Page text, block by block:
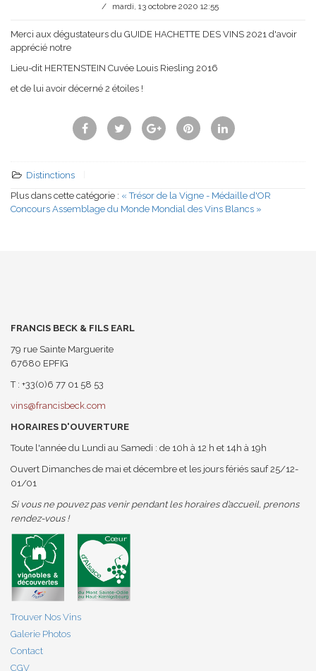
/ mardi, 13 octobre 2020 12:55
Merci aux dégustateurs du GUIDE HACHETTE DES VINS 2021 d'avoir
apprécié notre
Lieu-dit HERTENSTEIN Cuvée Louis Riesling 2016
et de lui avoir décerné 2 étoiles !
Distinctions
Plus dans cette catégorie : « Trésor de la Vigne - Médaille d'OR
Concours Assemblage du Monde Mondial des Vins Blancs »
FRANCIS BECK & FILS EARL
79 rue Sainte Marguerite
67680 EPFIG
T : +33(0)6 77 01 58 53
vins@francisbeck.com
HORAIRES D'OUVERTURE
Toute l'année du Lundi au Samedi : de 10h à 12 h et 14h à 19h
Ouvert Dimanches de mai et décembre et les jours fériés sauf 25/12-
01/01
Si vous ne pouvez pas venir pendant les horaires d’accueil, prenons
rendez-vous !
Trouver Nos Vins
Galerie Photos
Contact
CGV